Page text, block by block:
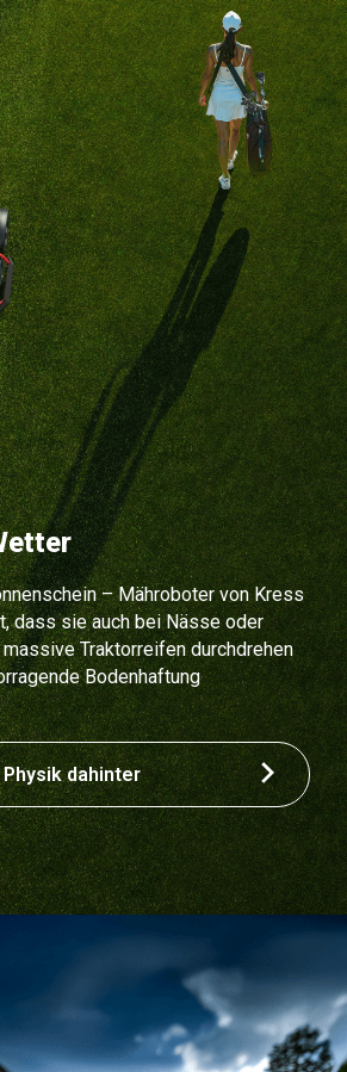
– Mähroboter von Kress
dass sie auch bei Nässe oder
Traktorreifen durchdrehen
Bodenhaftung
dahinter